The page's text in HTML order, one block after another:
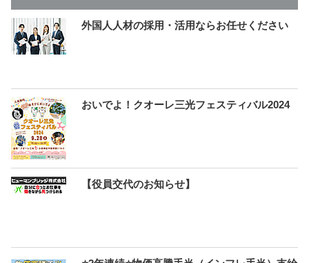
外国人人材の採用・活用ならお任せください
おいでよ！クオーレ三光フェスティバル2024
【役員交代のお知らせ】